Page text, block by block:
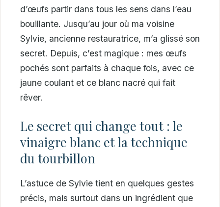
d’œufs partir dans tous les sens dans l’eau
bouillante. Jusqu’au jour où ma voisine
Sylvie, ancienne restauratrice, m’a glissé son
secret. Depuis, c’est magique : mes œufs
pochés sont parfaits à chaque fois, avec ce
jaune coulant et ce blanc nacré qui fait
rêver.
Le secret qui change tout : le
vinaigre blanc et la technique
du tourbillon
L’astuce de Sylvie tient en quelques gestes
précis, mais surtout dans un ingrédient que